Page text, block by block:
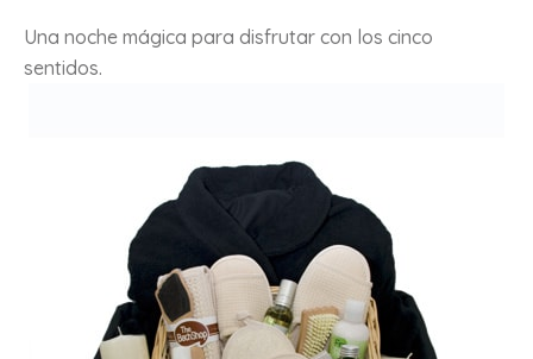
Una noche mágica para disfrutar con los cinco
sentidos.